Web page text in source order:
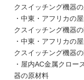
クスイッチング機器
・中東・アフリカの
クスイッチング機器
・中東・アフリカの
クスイッチング機器
・屋内AC金属クロー
器の原材料